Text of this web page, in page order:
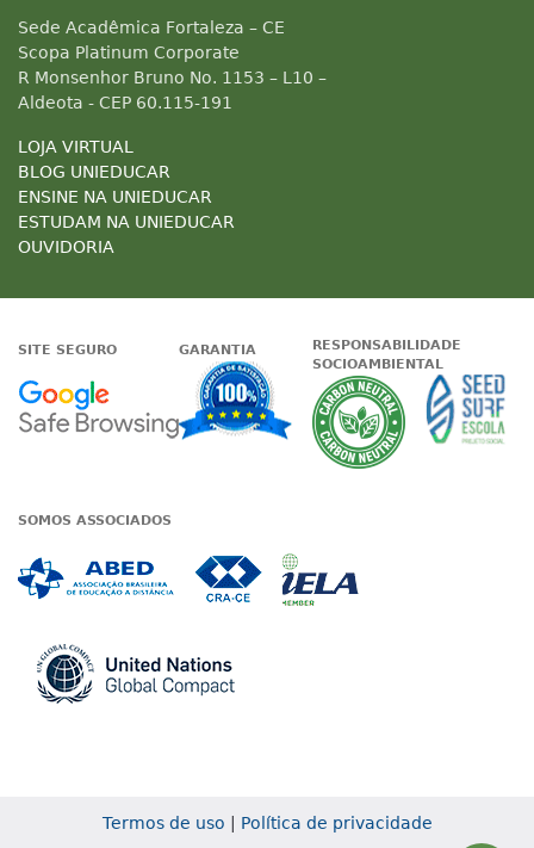
Sede Acadêmica Fortaleza – CE
Scopa Platinum Corporate
R Monsenhor Bruno No. 1153 – L10 –
Aldeota - CEP 60.115-191
LOJA VIRTUAL
BLOG UNIEDUCAR
ENSINE NA UNIEDUCAR
ESTUDAM NA UNIEDUCAR
OUVIDORIA
SITE SEGURO
Google - Status do site no
GARANTIA
Garantia de
RESPONSABILIDADE
SOCIOAMBIENTAL
A
SOMOS ASSOCIADOS
Termos de uso Política de privacidade